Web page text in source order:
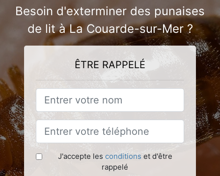
Besoin d'exterminer des punaises
de lit à La Couarde-sur-Mer ?
ÊTRE RAPPELÉ
J'accepte les conditions et d'être
rappelé